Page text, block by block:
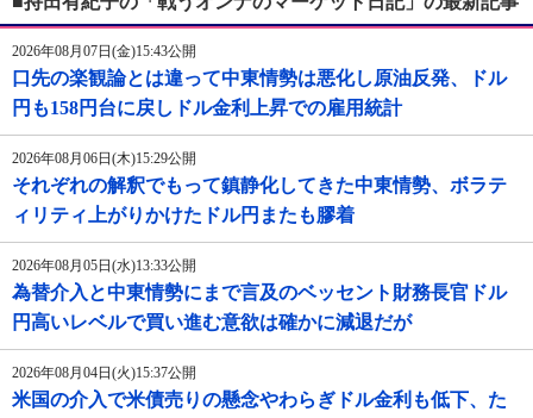
2026年08月07日(金)15:43公開
口先の楽観論とは違って中東情勢は悪化し原油反発、ドル
円も158円台に戻しドル金利上昇での雇用統計
2026年08月06日(木)15:29公開
それぞれの解釈でもって鎮静化してきた中東情勢、ボラテ
ィリティ上がりかけたドル円またも膠着
2026年08月05日(水)13:33公開
為替介入と中東情勢にまで言及のベッセント財務長官ドル
円高いレベルで買い進む意欲は確かに減退だが
2026年08月04日(火)15:37公開
米国の介入で米債売りの懸念やわらぎドル金利も低下、た